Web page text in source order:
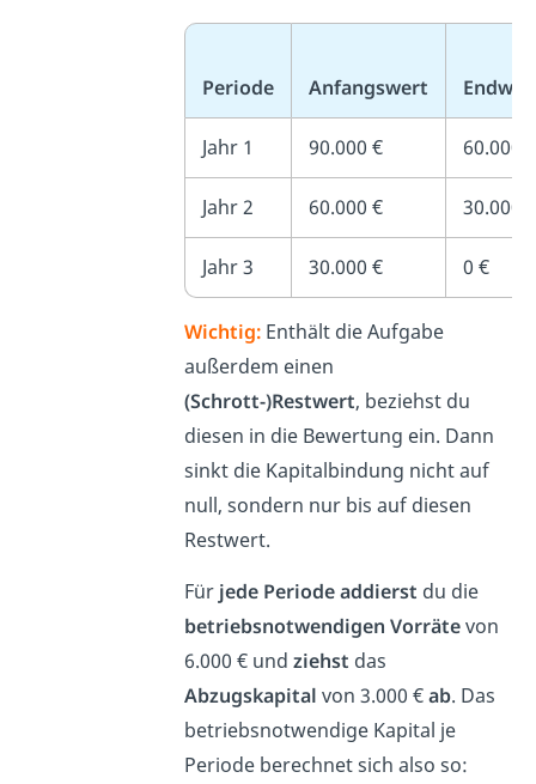
Periode Anfangswert
Jahr 1 90.000 € 60.000 €
Jahr 2 60.000 € 30.000 €
Jahr 3 30.000 € 0 €
Wichtig:Enthält die Aufgabe
außerdem einen
(Schrott-)Restwert, beziehst du
diesen in die Bewertung ein. Dann
sinkt die Kapitalbindung nicht auf
null, sondern nur bis auf diesen
Restwert.
Für jede Periode addierst du die
betriebsnotwendigen Vorrätevon
6.000 € und ziehst das
Abzugskapital von 3.000 €ab. Das
betriebsnotwendige Kapital je
Periode berechnet sich also so: